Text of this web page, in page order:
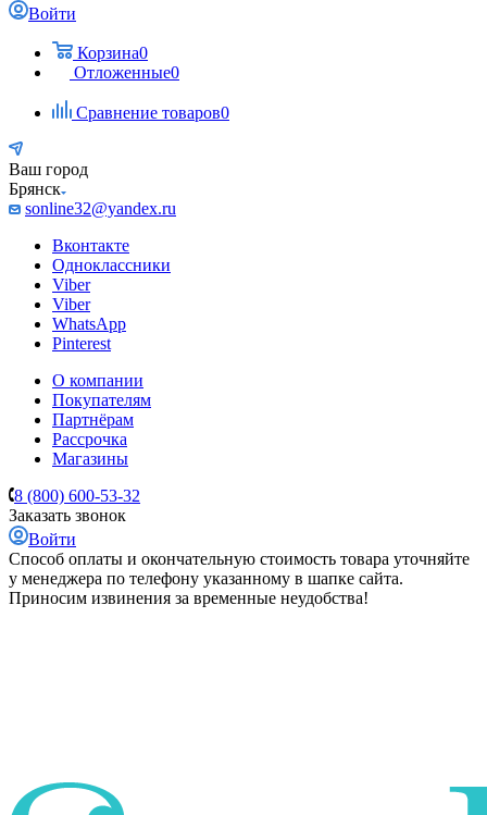
Войти
Корзина0
Отложенные0
Сравнение товаров0
Ваш город
Брянск
sonline32@yandex.ru
Вконтакте
Одноклассники
Viber
Viber
WhatsApp
Pinterest
О компании
Покупателям
Партнёрам
Рассрочка
Магазины
8 (800) 600-53-32
Заказать звонок
Войти
Способ оплаты и окончательную стоимость товара уточняйте
у менеджера по телефону указанному в шапке сайта.
Приносим извинения за временные неудобства!